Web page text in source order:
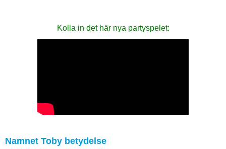
Kolla in det här nya party­spelet:
Namnet Toby betydelse